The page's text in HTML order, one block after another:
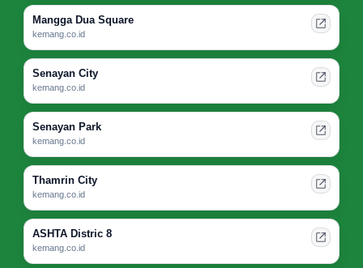
Mangga Dua Square
kemang.co.id
Senayan City
kemang.co.id
Senayan Park
kemang.co.id
Thamrin City
kemang.co.id
ASHTA Distric 8
kemang.co.id